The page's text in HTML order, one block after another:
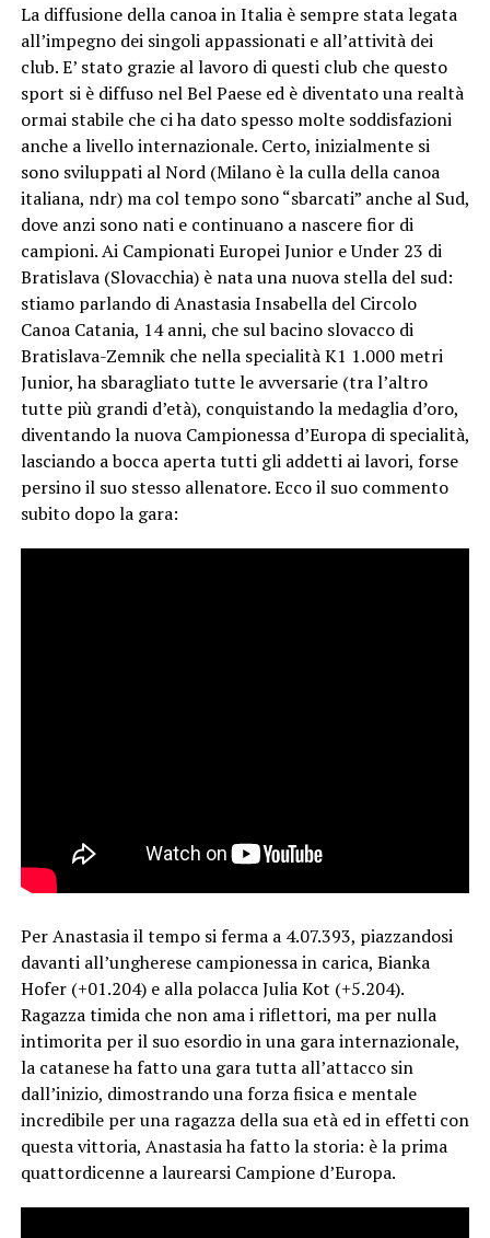
La diffusione della canoa in Italia è sempre stata legata
all’impegno dei singoli appassionati e all’attività dei
club. E’ stato grazie al lavoro di questi club che questo
sport si è diffuso nel Bel Paese ed è diventato una realtà
ormai stabile che ci ha dato spesso molte soddisfazioni
anche a livello internazionale. Certo, inizialmente si
sono sviluppati al Nord (Milano è la culla della canoa
italiana, ndr) ma col tempo sono “sbarcati” anche al Sud,
dove anzi sono nati e continuano a nascere fior di
campioni. Ai Campionati Europei Junior e Under 23 di
Bratislava (Slovacchia) è nata una nuova stella del sud:
stiamo parlando di Anastasia Insabella del Circolo
Canoa Catania, 14 anni, che sul bacino slovacco di
Bratislava-Zemnik che nella specialità K1 1.000 metri
Junior, ha sbaragliato tutte le avversarie (tra l’altro
tutte più grandi d’età), conquistando la medaglia d’oro,
diventando la nuova Campionessa d’Europa di specialità,
lasciando a bocca aperta tutti gli addetti ai lavori, forse
persino il suo stesso allenatore. Ecco il suo commento
subito dopo la gara:
Per Anastasia il tempo si ferma a 4.07.393, piazzandosi
davanti all’ungherese campionessa in carica, Bianka
Hofer (+01.204) e alla polacca Julia Kot (+5.204).
Ragazza timida che non ama i riflettori, ma per nulla
intimorita per il suo esordio in una gara internazionale,
la catanese ha fatto una gara tutta all’attacco sin
dall’inizio, dimostrando una forza fisica e mentale
incredibile per una ragazza della sua età ed in effetti con
questa vittoria, Anastasia ha fatto la storia: è la prima
quattordicenne a laurearsi Campione d’Europa.